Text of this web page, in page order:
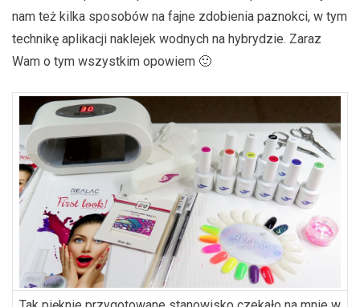
nam też kilka sposobów na fajne zdobienia paznokci, w tym
technikę aplikacji naklejek wodnych na hybrydzie. Zaraz
Wam o tym wszystkim opowiem 🙂